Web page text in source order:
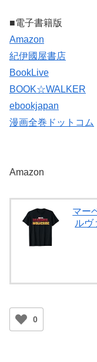
■電子書籍版
Amazon
紀伊國屋書店
BookLive
BOOK☆WALKER
ebookjapan
漫画全巻ドットコム
Amazon
マー
ルヴ
0